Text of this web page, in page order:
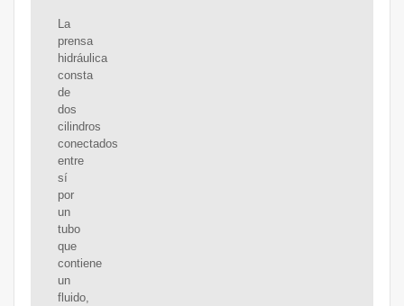
La
prensa
hidráulica
consta
de
dos
cilindros
conectados
entre
sí
por
un
tubo
que
contiene
un
fluido,